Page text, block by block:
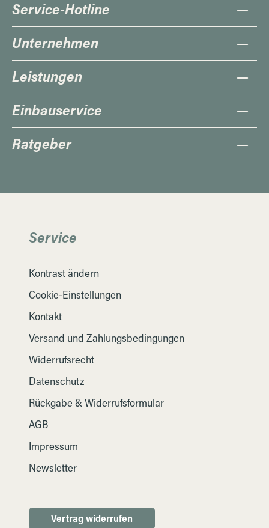
Service-Hotline
Unternehmen
Leistungen
Einbauservice
Ratgeber
Service
Kontrast ändern
Cookie-Einstellungen
Kontakt
Versand und Zahlungsbedingungen
Widerrufsrecht
Datenschutz
Rückgabe & Widerrufsformular
AGB
Impressum
Newsletter
Vertrag widerrufen